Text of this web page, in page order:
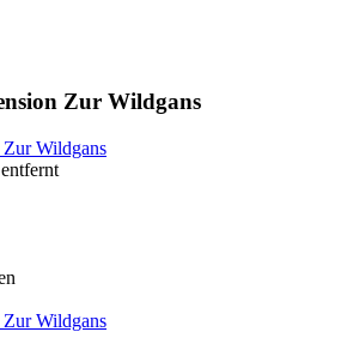
Zur Wildgans
Zur Wildgans
Zur Wildgans